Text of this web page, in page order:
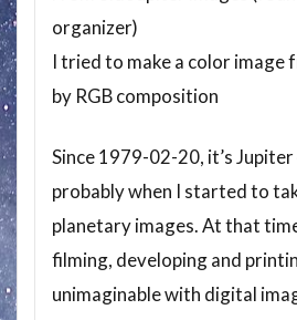
organizer)
I tried to make a color image
by RGB composition
Since 1979-02-20, it’s
probably when I started to
planetary images. At that
filming, developing and
unimaginable with digital